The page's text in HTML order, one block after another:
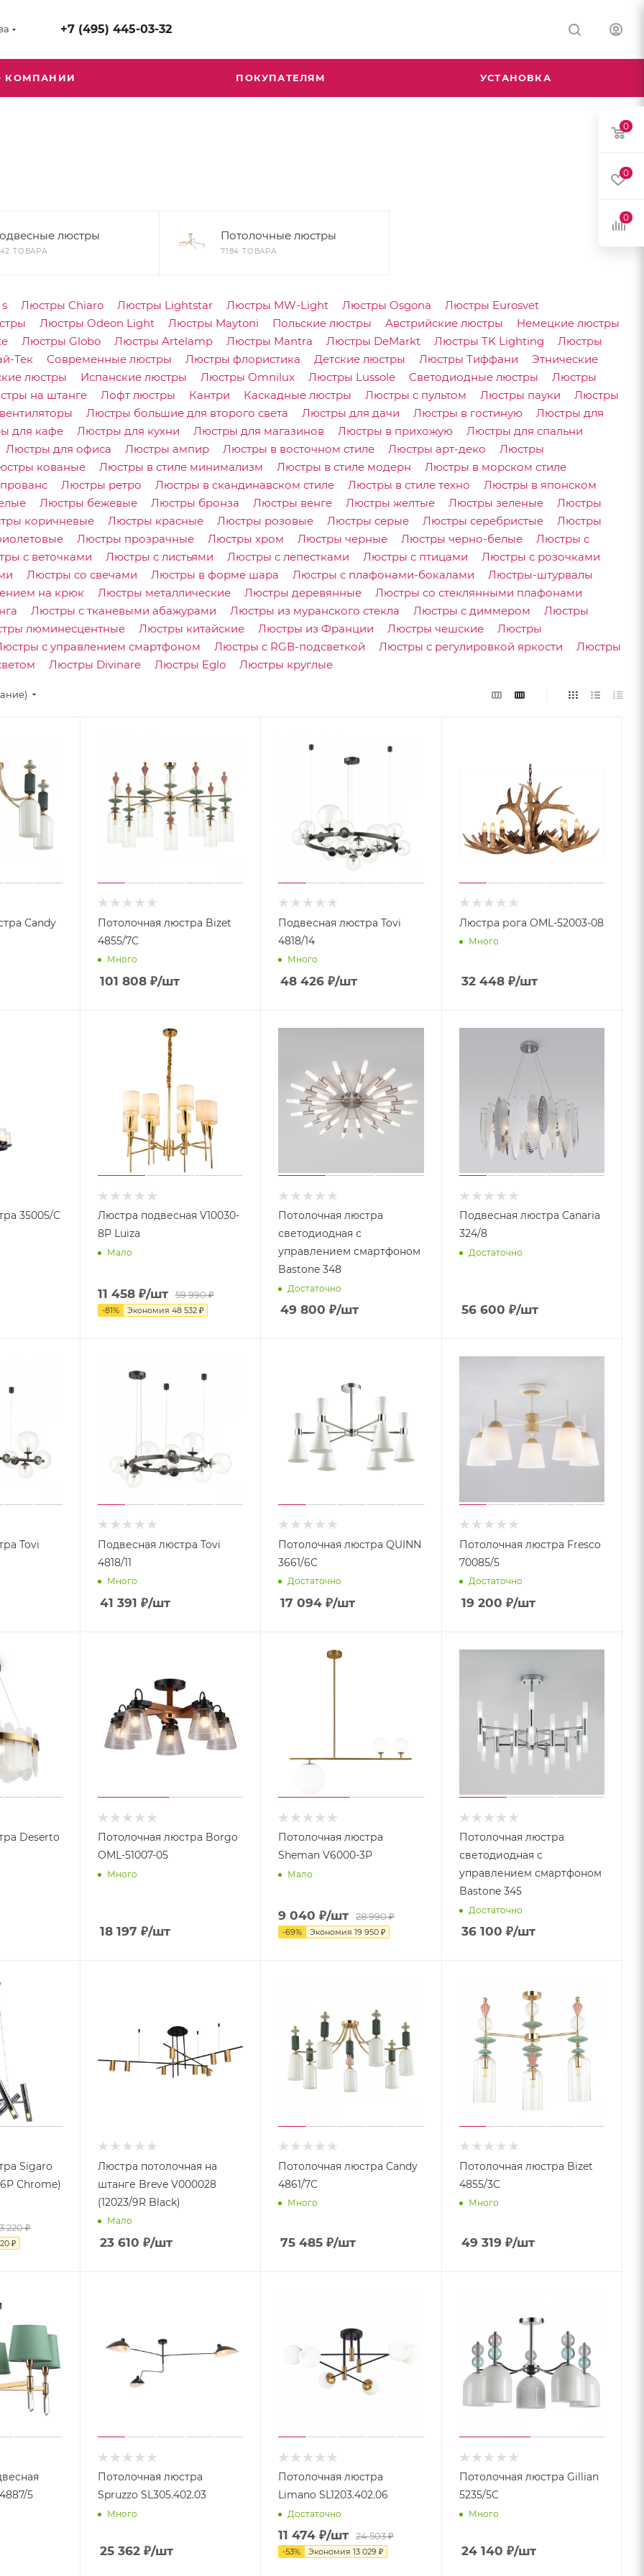
+7 (495) 445-03-32
КОМПАНИИ ПОКУПАТЕЛЯМ УСТАНОВКА
люстры
ТОВАРА
Потолочные люстры
7184 ТОВАРА
Люстры Chiaro Люстры Lightstar Люстры MW-Light Люстры Osgona
Люстры Eurosvet
Люстры Odeon Light Люстры Maytoni Польские люстры Австрийские люстры
Немецкие люстры
Люстры Globo Люстры Artelamp Люстры Mantra Люстры DeMarkt Люстры TK Lighting
Люстры
Тек Современные люстры Люстры флористика Детские люстры Люстры Тиффани
Этнические
люстры Испанские люстры Люстры Omnilux Люстры Lussole Светодиодные люстры
Люстры
на штанге Лофт люстры Кантри Каскадные люстры Люстры с пультом Люстры пауки
Люстры
Люстры большие для второго света Люстры для дачи Люстры в гостиную
Люстры для
для кафе Люстры для кухни Люстры для магазинов Люстры в прихожую
Люстры для спальни
Люстры для офиса Люстры ампир Люстры в восточном стиле Люстры арт-деко
Люстры
кованые Люстры в стиле минимализм Люстры в стиле модерн
Люстры в морском стиле
Люстры ретро Люстры в скандинавском стиле Люстры в стиле техно
Люстры в японском
Люстры бежевые Люстры бронза Люстры венге Люстры желтые Люстры зеленые
Люстры
коричневые Люстры красные Люстры розовые Люстры серые Люстры серебристые
Люстры
Люстры прозрачные Люстры хром Люстры черные Люстры черно-белые
Люстры с
с веточками Люстры с листьями Люстры с лепестками Люстры с птицами
Люстры с розочками
Люстры со свечами Люстры в форме шара Люстры с плафонами-бокалами
Люстры-штурвалы
на крюк
Люстры металлические Люстры деревянные
Люстры со стеклянными плафонами
Люстры с тканевыми абажурами Люстры из муранского стекла Люстры с диммером
Люстры
люминесцентные Люстры китайские Люстры из Франции Люстры чешские
Люстры
с управлением смартфоном Люстры с RGB-подсветкой Люстры с регулировкой яркости
Люстры
Люстры Divinare Люстры Eglo Люстры круглые
Candy
Потолочная люстра Bizet
4855/7C
Много
101 808₽/шт
Подвесная люстра Tovi
4818/14
Много
48 426 ₽/шт
Люстра рога OML-52003-08
Много
32 448₽/шт
35005/C
Люстра подвесная V10030-
8P Luiza
Мало
11 458₽/шт 59 990₽
-81% Экономия 48 532 ₽
Потолочная люстра
светодиодная с
управлением смартфоном
Bastone 348
Достаточно
49 800 ₽/шт
Подвесная люстра Canaria
324/8
Достаточно
56 600 ₽/шт
Tovi
Подвесная люстра Tovi
4818/11
Много
41 391 ₽/шт
Потолочная люстра QUINN
3661/6C
Достаточно
17 094 ₽/шт
Потолочная люстра Fresco
70085/5
Достаточно
19 200 ₽/шт
Deserto
Потолочная люстра Borgo
OML-51007-05
Много
18 197 ₽/шт
Потолочная люстра
Sheman V6000-3P
Мало
9 040 ₽/шт 28 990₽
-69% Экономия 19 950 ₽
Потолочная люстра
светодиодная с
управлением смартфоном
Bastone 345
Достаточно
36 100 ₽/шт
Sigaro
Chrome)
220₽
₽
Люстра потолочная на
штанге Breve V000028
(12023/9R Black)
Мало
23 610 ₽/шт
Потолочная люстра Candy
4861/7C
Много
75 485 ₽/шт
Потолочная люстра Bizet
4855/3C
Много
49 319 ₽/шт
5
Потолочная люстра
Spruzzo SL305.402.03
Много
25 362₽/шт
Потолочная люстра
Limano SL1203.402.06
Достаточно
11 474 ₽/шт 24 503₽
-53% Экономия 13 029 ₽
Потолочная люстра Gillian
5235/5C
Много
24 140 ₽/шт
Назе
мные
Назе
мные
фона
ри
0
0
0